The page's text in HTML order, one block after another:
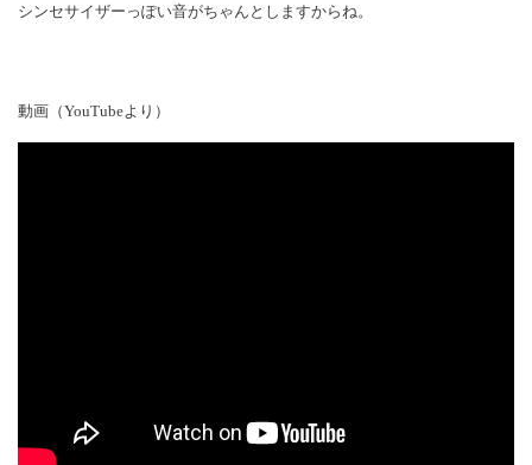
シンセサイザーっぽい音がちゃんとしますからね。
動画（YouTubeより）